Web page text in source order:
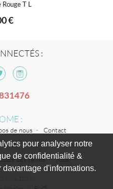
pour analyser notre
de confidentialité &
d'informations.
Rouge T L
€
:
:
de nous Contact
VINTAGE :
des tailles Jobs